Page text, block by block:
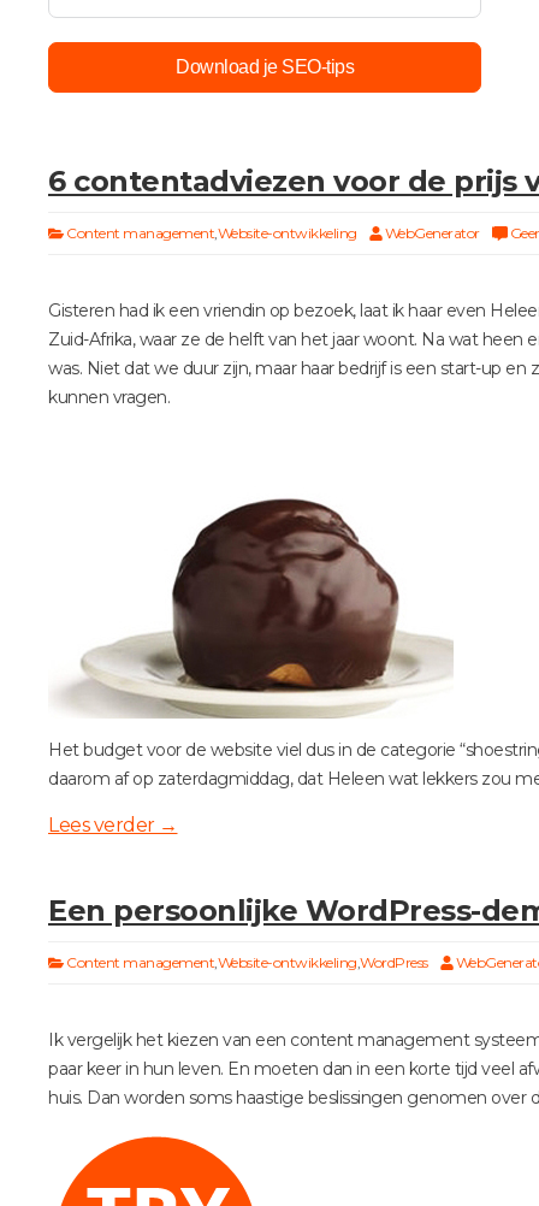
Download je SEO-tips
6 contentadviezen voor de prijs
Content management,Website-ontwikkeling WebGenerator
Gisteren had ik een vriendin op bezoek, laat ik haar even
Zuid-Afrika, waar ze de helft van het jaar woont. Na wat
was. Niet dat we duur zijn, maar haar bedrijf is een start-up
kunnen vragen.
Het budget voor de website viel dus in de categorie
daarom af op zaterdagmiddag, dat Heleen wat lekkers zou
Lees verder →
Een persoonlijke WordPress-
Content management,Website-ontwikkeling,WordPress
Ik vergelijk het kiezen van een content management
paar keer in hun leven. En moeten dan in een korte tijd veel
huis. Dan worden soms haastige beslissingen genomen